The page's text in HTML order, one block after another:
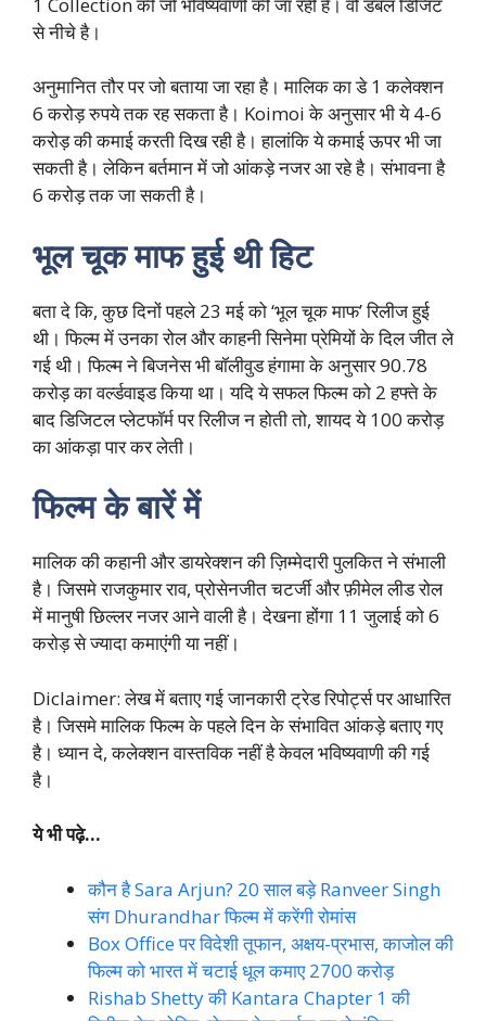
से नीचे है।
अनुमानित तौर पर जो बताया जा रहा है। मालिक का डे 1 कलेक्शन
6 करोड़ रुपये तक रह सकता है। Koimoi के अनुसार भी ये 4-6
करोड़ की कमाई करती दिख रही है। हालांकि ये कमाई ऊपर भी जा
सकती है। लेकिन बर्तमान में जो आंकड़े नजर आ रहे है। संभावना है
6 करोड़ तक जा सकती है।
भूल चूक माफ हुई थी हिट
बता दे कि, कुछ दिनों पहले 23 मई को ‘भूल चूक माफ’ रिलीज हुई
थी। फिल्म में उनका रोल और काहनी सिनेमा प्रेमियों के दिल जीत ले
गई थी। फिल्म ने बिजनेस भी बॉलीवुड हंगामा के अनुसार 90.78
करोड़ का वर्ल्डवाइड किया था। यदि ये सफल फिल्म को 2 हफ्ते के
बाद डिजिटल प्लेटफॉर्म पर रिलीज न होती तो, शायद ये 100 करोड़
का आंकड़ा पार कर लेती।
फिल्म के बारें में
मालिक की कहानी और डायरेक्शन की ज़िम्मेदारी पुलकित ने संभाली
है। जिसमे राजकुमार राव, प्रोसेनजीत चटर्जी और फ़ीमेल लीड रोल
में मानुषी छिल्लर नजर आने वाली है। देखना होंगा 11 जुलाई को 6
करोड़ से ज्यादा कमाएंगी या नहीं।
Diclaimer: लेख में बताए गई जानकारी ट्रेड रिपोर्ट्स पर आधारित
है। जिसमे मालिक फिल्म के पहले दिन के संभावित आंकड़े बताए गए
है। ध्यान दे, कलेक्शन वास्तविक नहीं है केवल भविष्यवाणी की गई
है।
ये भी पढ़े…
कौन है Sara Arjun? 20 साल बड़े Ranveer Singh
संग Dhurandhar फिल्म में करेंगी रोमांस
Box Office पर विदेशी तूफान, अक्षय-प्रभास, काजोल की
फिल्म को भारत में चटाई धूल कमाए 2700 करोड़
Rishab Shetty की Kantara Chapter 1 की